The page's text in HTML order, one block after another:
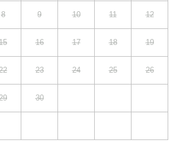
8 9 10 11 12
16 17 18 19
23 24 25 26
30